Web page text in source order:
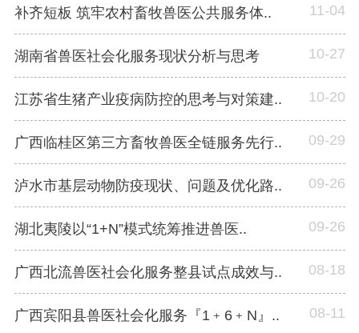
补齐短板 筑牢农村畜牧兽医公共服务体.. 11-04
湖南省兽医社会化服务现状分析与思考 10-27
江苏省生猪产业疫病防控的思考与对策建.. 10-20
广西临桂区第三方畜牧兽医全链服务先行.. 09-29
泸水市基层动物防疫现状、问题及优化路.. 09-26
湖北夷陵以“1+N”模式统筹推进兽医.. 09-26
广西北流兽医社会化服务整县试点成效与.. 08-18
广西宾阳县兽医社会化服务『1﹢6﹢N』.. 08-11